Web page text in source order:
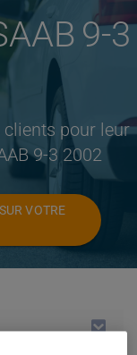
9-3
pour leur
9-3 2002
VOTRE